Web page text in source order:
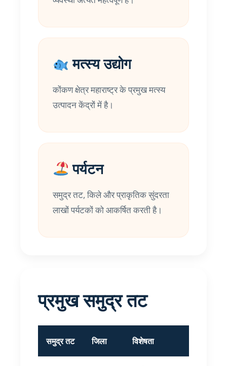
मत्स्य उद्योग
कोंकण क्षेत्र महाराष्ट्र के प्रमुख मत्स्य
उत्पादन केंद्रों में है।
पर्यटन
समुद्र तट, किले और प्राकृतिक सुंदरता
लाखों पर्यटकों को आकर्षित करती है।
प्रमुख समुद्र तट
समुद्र तट जिला विशेषता